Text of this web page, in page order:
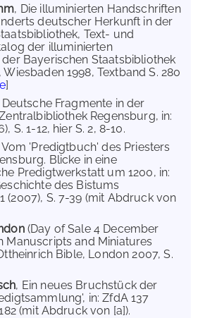
, Die illuminierten Handschriften
deutscher Herkunft in der
Text- und
der illuminierten
Bayerischen Staatsbibliothek
Wiesbaden 1998, Textband S. 280
]
Deutsche Fragmente in der
Regensburg, in:
S. 1-12, hier S. 2, 8-10.
Vom 'Predigtbuch' des Priesters
Blicke in eine
Predigtwerkstatt um 1200, in:
des Bistums
(2007), S. 7-39 (mit Abdruck von
(Day of Sale 4 December
Manuscripts and Miniatures
Bible, London 2007, S.
, Ein neues Bruchstück der
in: ZfdA 137
(mit Abdruck von [a]).